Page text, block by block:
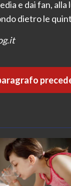
e dai fan, alla
dietro le